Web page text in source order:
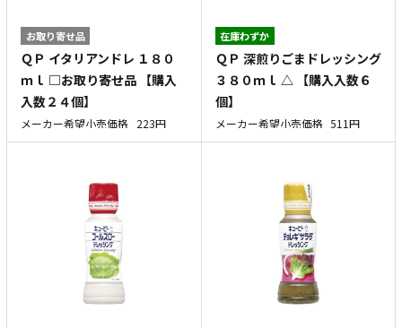
お取り寄せ品
ＱＰ イタリアンドレ １８０
ｍｌ □お取り寄せ品 【購入
入数２４個】
メーカー希望小売価格 223円
在庫わずか
ＱＰ 深煎りごまドレッシング
３８０ｍｌ △ 【購入入数６
個】
メーカー希望小売価格 511円